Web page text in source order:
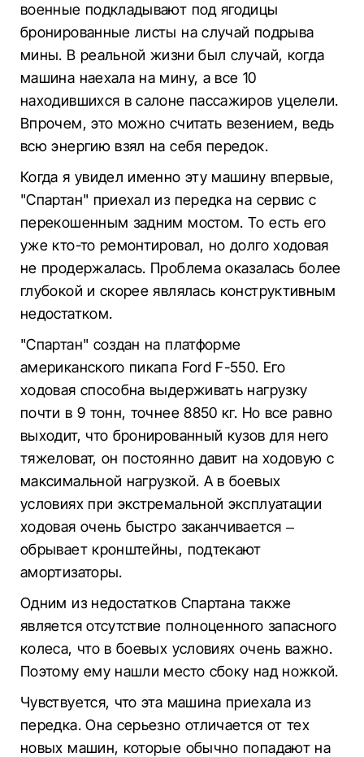
военные подкладывают под ягодицы
бронированные листы на случай подрыва
мины. В реальной жизни был случай, когда
машина наехала на мину, а все 10
находившихся в салоне пассажиров уцелели.
Впрочем, это можно считать везением, ведь
всю энергию взял на себя передок.
Когда я увидел именно эту машину впервые,
"Спартан" приехал из передка на сервис с
перекошенным задним мостом. То есть его
уже кто-то ремонтировал, но долго ходовая
не продержалась. Проблема оказалась более
глубокой и скорее являлась конструктивным
недостатком.
"Спартан" создан на платформе
американского пикапа Ford F-550. Его
ходовая способна выдерживать нагрузку
почти в 9 тонн, точнее 8850 кг. Но все равно
выходит, что бронированный кузов для него
тяжеловат, он постоянно давит на ходовую с
максимальной нагрузкой. А в боевых
условиях при экстремальной эксплуатации
ходовая очень быстро заканчивается –
обрывает кронштейны, подтекают
амортизаторы.
Одним из недостатков Спартана также
является отсутствие полноценного запасного
колеса, что в боевых условиях очень важно.
Поэтому ему нашли место сбоку над ножкой.
Чувствуется, что эта машина приехала из
передка. Она серьезно отличается от тех
новых машин, которые обычно попадают на